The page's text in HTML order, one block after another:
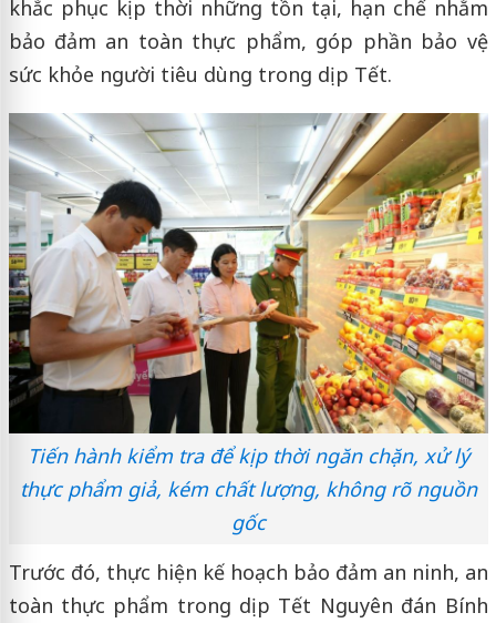
khắc phục kịp thời những tồn tại, hạn chế nhằm
bảo đảm an toàn thực phẩm, góp phần bảo vệ
sức khỏe người tiêu dùng trong dịp Tết.
Tiến hành kiểm tra để kịp thời ngăn chặn, xử lý
thực phẩm giả, kém chất lượng, không rõ nguồn
gốc
Trước đó, thực hiện kế hoạch bảo đảm an ninh, an
toàn thực phẩm trong dịp Tết Nguyên đán Bính